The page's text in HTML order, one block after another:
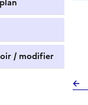
/ modifier